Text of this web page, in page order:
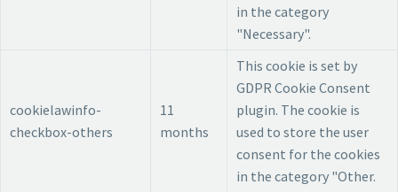
in the category
"Necessary".
cookielawinfo-
checkbox-others
11
months
This cookie is set by
GDPR Cookie Consent
plugin. The cookie is
used to store the user
consent for the cookies
in the category "Other.